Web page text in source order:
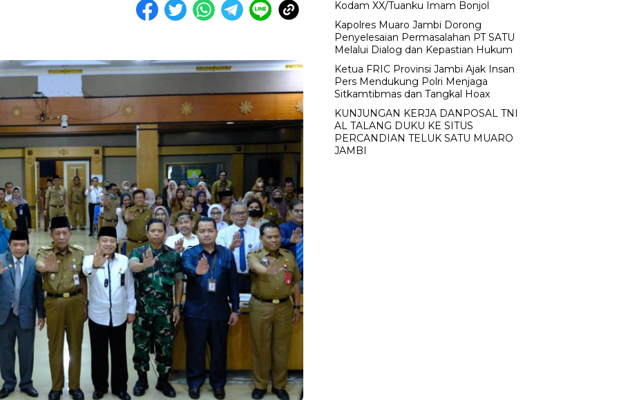
Kodam XX/Tuanku Imam Bonjol
Kapolres Muaro Jambi Dorong
Penyelesaian Permasalahan PT SATU
Melalui Dialog dan Kepastian Hukum
Ketua FRIC Provinsi Jambi Ajak Insan
Pers Mendukung Polri Menjaga
Sitkamtibmas dan Tangkal Hoax
KUNJUNGAN KERJA DANPOSAL TNI
AL TALANG DUKU KE SITUS
PERCANDIAN TELUK SATU MUARO
JAMBI